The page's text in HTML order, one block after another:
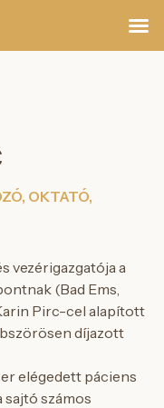
OKTATÓ,
vezérigazgatója a
(Bad Ems,
Pirc-cel alapított
díjazott
elégedett páciens
sajtó számos